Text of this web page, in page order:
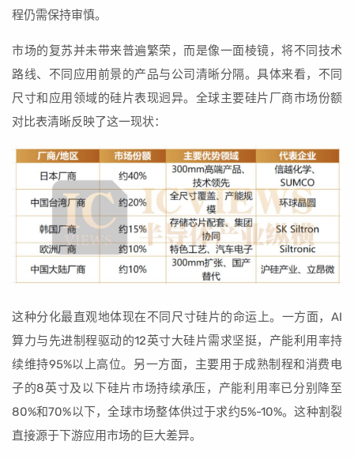
程仍需保持审慎。
市场的复苏并未带来普遍繁荣，而是像一面棱镜，将不同技术
路线、不同应用前景的产品与公司清晰分隔。具体来看，不同
尺寸和应用领域的硅片表现迥异。全球主要硅片厂商市场份额
对比表清晰反映了这一现状：
这种分化最直观地体现在不同尺寸硅片的命运上。一方面，AI
算力与先进制程驱动的12英寸大硅片需求坚挺，产能利用率持
续维持95%以上高位。另一方面，主要用于成熟制程和消费电
子的8英寸及以下硅片市场持续承压，产能利用率已分别降至
80%和70%以下，全球市场整体供过于求约5%-10%。这种割裂
直接源于下游应用市场的巨大差异。